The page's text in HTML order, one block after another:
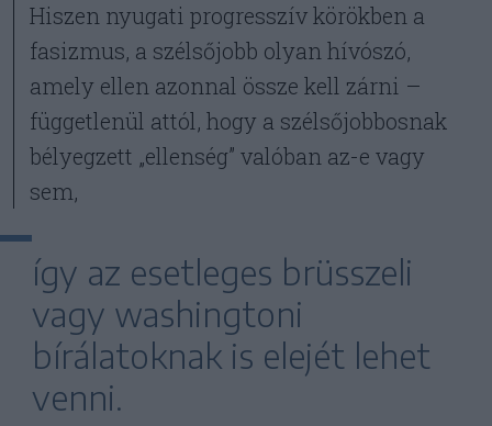
Hiszen nyugati progresszív körökben a
fasizmus, a szélsőjobb olyan hívószó,
amely ellen azonnal össze kell zárni –
függetlenül attól, hogy a szélsőjobbosnak
bélyegzett „ellenség” valóban az-e vagy
sem,
így az esetleges brüsszeli
vagy washingtoni
bírálatoknak is elejét lehet
venni.